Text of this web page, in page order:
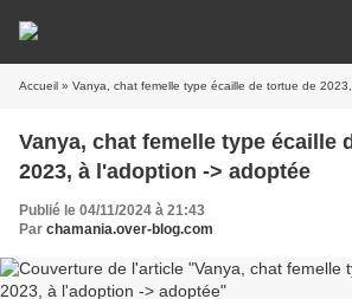
Accueil » Vanya, chat femelle type écaille de tortue de
Vanya, chat femelle type écaille
2023, à l'adoption -> adoptée
Publié le 04/11/2024 à 21:43
Par chamania.over-blog.com